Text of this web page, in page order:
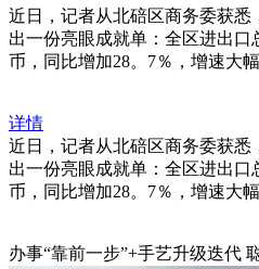
近日，记者从北碚区商务委获
出一份亮眼成就单：全区进出口
币，同比增加28。7％，增速大
详情
近日，记者从北碚区商务委获
出一份亮眼成就单：全区进出口
币，同比增加28。7％，增速大
办事“靠前一步”+手艺升级迭代